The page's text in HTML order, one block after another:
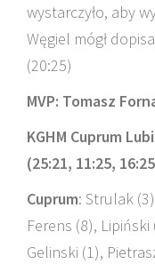
wystarczyło, aby
Węgiel mógł
(20:25)
MVP: Tomasz
KGHM Cuprum
(25:21, 11:25,
Cuprum: Strulak
Ferens (8),
Gelinski (1),